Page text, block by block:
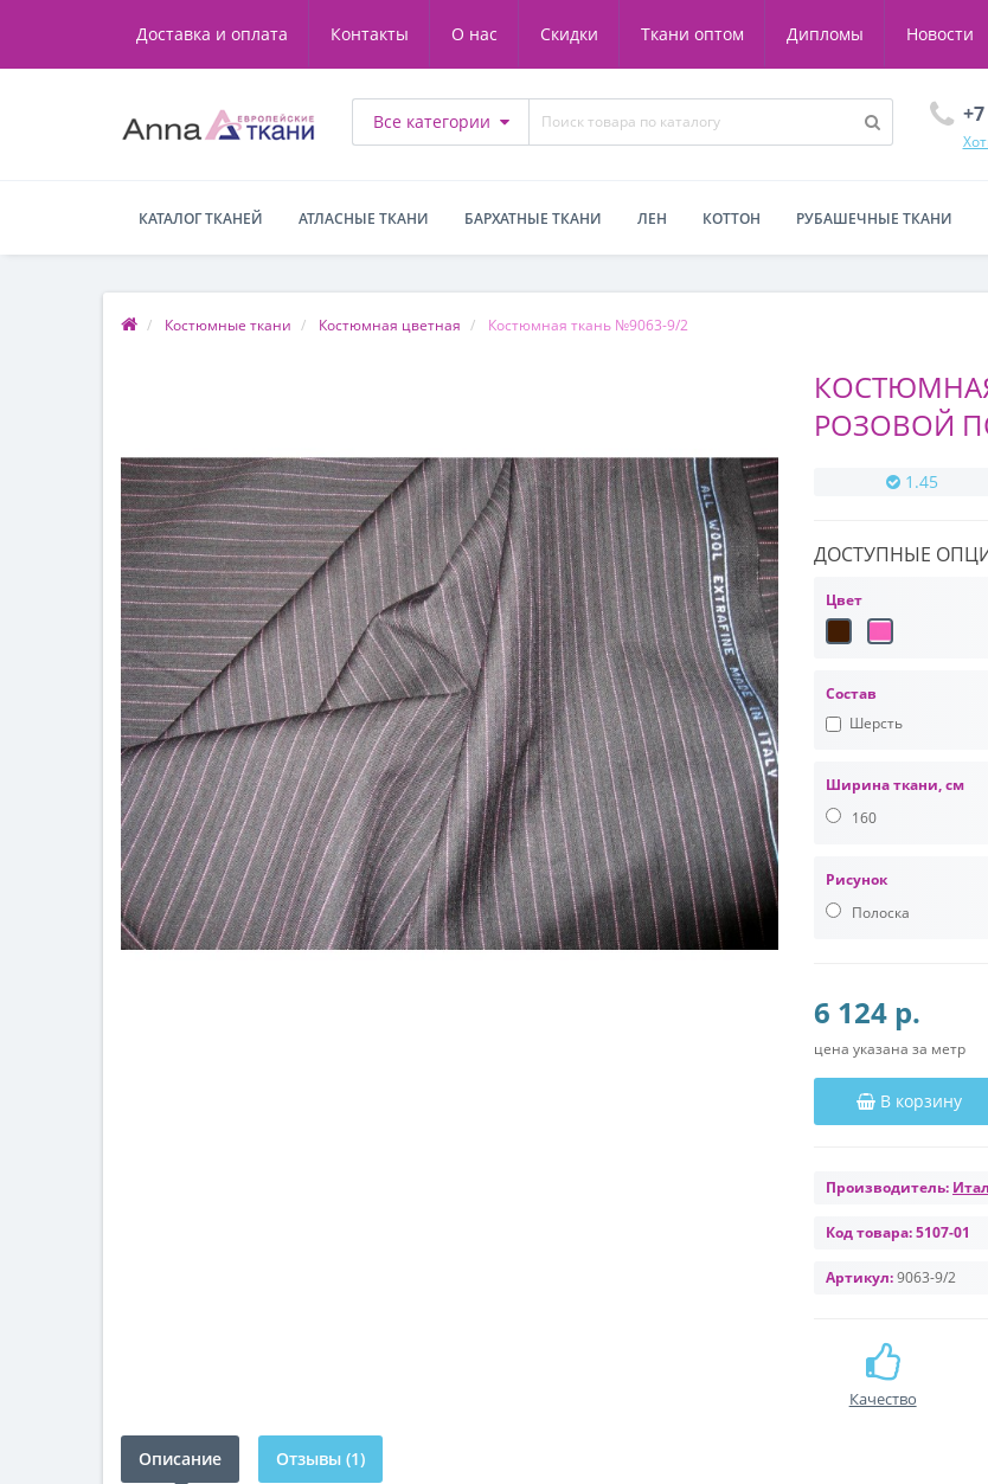
Доставка и оплата Контакты О нас Скидки Ткани оптом Дипломы Новости
Все категории
КАТАЛОГ ТКАНЕЙ АТЛАСНЫЕ ТКАНИ БАРХАТНЫЕ ТКАНИ ЛЕН КОТТОН РУБАШЕЧНЫЕ ТКАНИ
Костюмные ткани Костюмная цветная Костюмная ткань №9063-9/2
РОЗОВОЙ
1.45
ДОСТУПНЫЕ
Цвет
Состав
Шерсть
Ширина ткани, см
160
Рисунок
Полоска
6 124 р.
цена указана за метр
В корзину
Производитель:
Код товара:5107-01
Артикул:9063-9/2
Качество
Описание Отзывы (1)